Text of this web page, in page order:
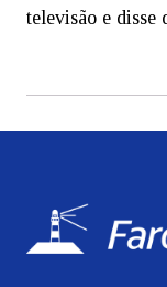
televisão e disse